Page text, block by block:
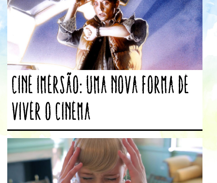
Cine Imersão: uma nova forma de
viver o cinema